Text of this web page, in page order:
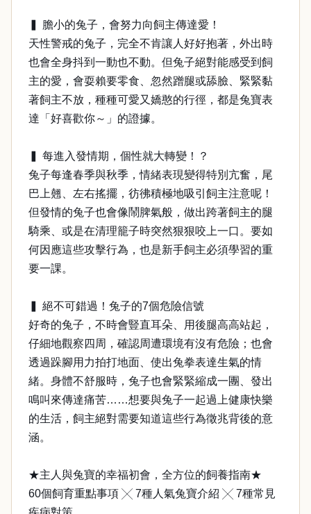
▍ 膽小的兔子，會努力向飼主傳達愛！
天性警戒的兔子，完全不肯讓人好好抱著，外出時
也會全身抖到一動也不動。但兔子絕對能感受到飼
主的愛，會耍賴要零食、忽然蹭腿或舔臉、緊緊黏
著飼主不放，種種可愛又嬌憨的行徑，都是兔寶表
達「好喜歡你～」的證據。
▍ 每進入發情期，個性就大轉變！？
兔子每逢春季與秋季，情緒表現變得特別亢奮，尾
巴上翹、左右搖擺，彷彿積極地吸引飼主注意呢！
但發情的兔子也會像鬧脾氣般，做出跨著飼主的腿
騎乘、或是在清理籠子時突然狠狠咬上一口。要如
何因應這些攻擊行為，也是新手飼主必須學習的重
要一課。
▍ 絕不可錯過！兔子的7個危險信號
好奇的兔子，不時會豎直耳朵、用後腿高高站起，
仔細地觀察四周，確認周遭環境有沒有危險；也會
透過跺腳用力拍打地面、使出兔拳表達生氣的情
緒。身體不舒服時，兔子也會緊緊縮成一團、發出
鳴叫來傳達痛苦……想要與兔子一起過上健康快樂
的生活，飼主絕對需要知道這些行為徵兆背後的意
涵。
★主人與兔寶的幸福初會，全方位的飼養指南★
60個飼育重點事項 ╳ 7種人氣兔寶介紹 ╳ 7種常見